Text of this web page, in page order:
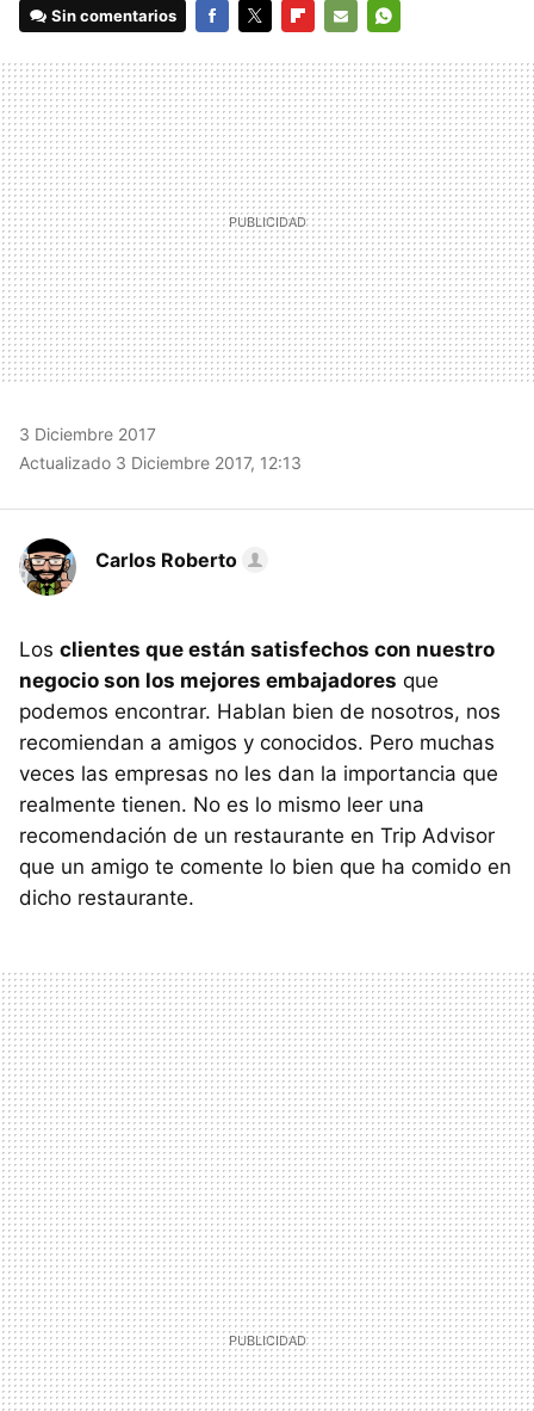
Sin comentarios
MAIL
3 Diciembre 2017
Actualizado 3 Diciembre 2017, 12:13
Carlos Roberto
Los clientes que están satisfechos con nuestro
negocio son los mejores embajadores que
podemos encontrar. Hablan bien de nosotros, nos
recomiendan a amigos y conocidos. Pero muchas
veces las empresas no les dan la importancia que
realmente tienen. No es lo mismo leer una
recomendación de un restaurante en Trip Advisor
que un amigo te comente lo bien que ha comido en
dicho restaurante.